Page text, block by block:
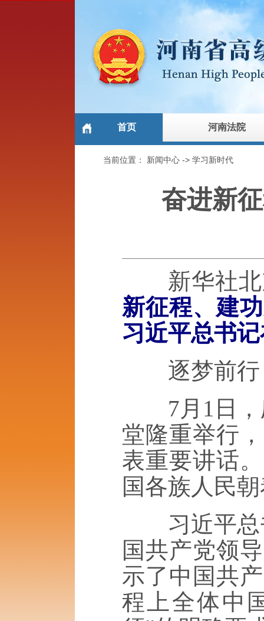
首页 河南法院
当前位置： 新闻中心 ->学习新时代
奋进新
新华社北
新征程、建
习近平总书
逐梦前行
7月1日，
堂隆重举行
表重要讲话
国各族人民
习近平总书
国共产党领
示了中国共
程上全体中